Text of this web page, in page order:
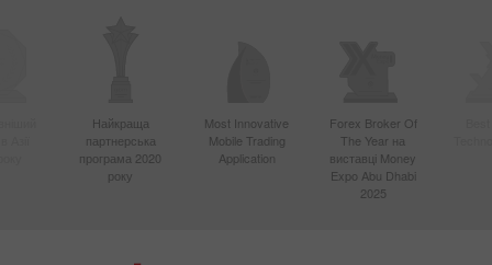
Найкраща
партнерська
програма 2020
року
Most Innovative
Mobile Trading
Application
Forex Broker Of
The Year на
виставці Money
Expo Abu Dhabi
2025